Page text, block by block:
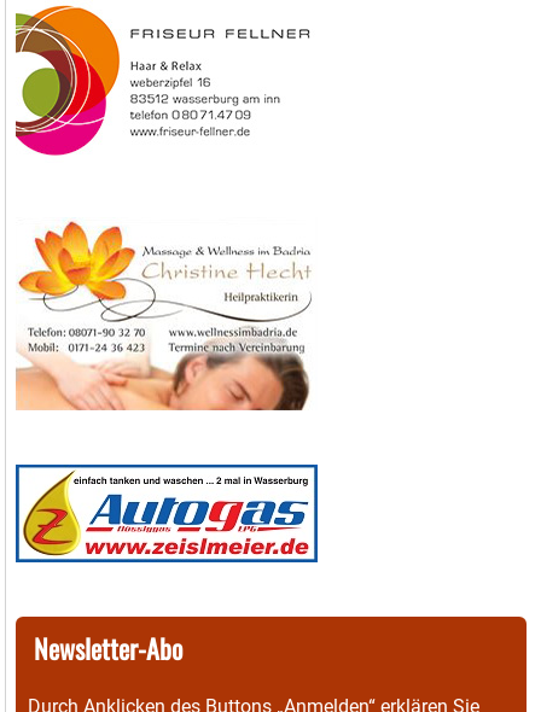
Newsletter-Abo
Durch Anklicken des Buttons „Anmelden“ erklären Sie